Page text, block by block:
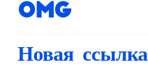
OMG
Новая ссылка